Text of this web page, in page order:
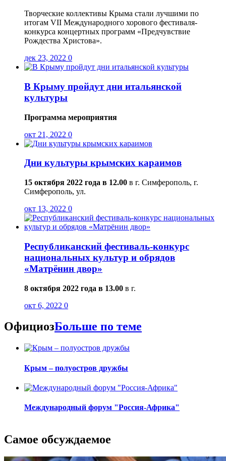
Творческие коллективы Крыма стали лучшими по
итогам VII Международного хорового фестиваля-
конкурса концертных программ «Предчувствие
Рождества Христова».
дек 23, 2022 0
В Крыму пройдут дни итальянской
культуры
Программа мероприятия
окт 21, 2022 0
Дни культуры крымских караимов
15 октября 2022 года в 12.00 в г. Симферополь, г.
Симферополь, ул.
окт 13, 2022 0
Республиканский фестиваль-конкурс
национальных культур и обрядов
«Матрёнин двор»
8 октября 2022 года в 13.00 в г.
окт 6, 2022 0
ОфициозБольше по теме
Крым – полуостров дружбы
Международный форум "Россия-Африка"
Самое обсуждаемое